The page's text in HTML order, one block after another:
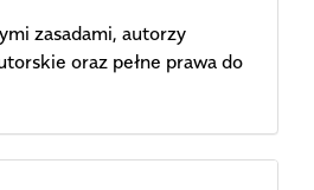
zasadami, autorzy
oraz pełne prawa do